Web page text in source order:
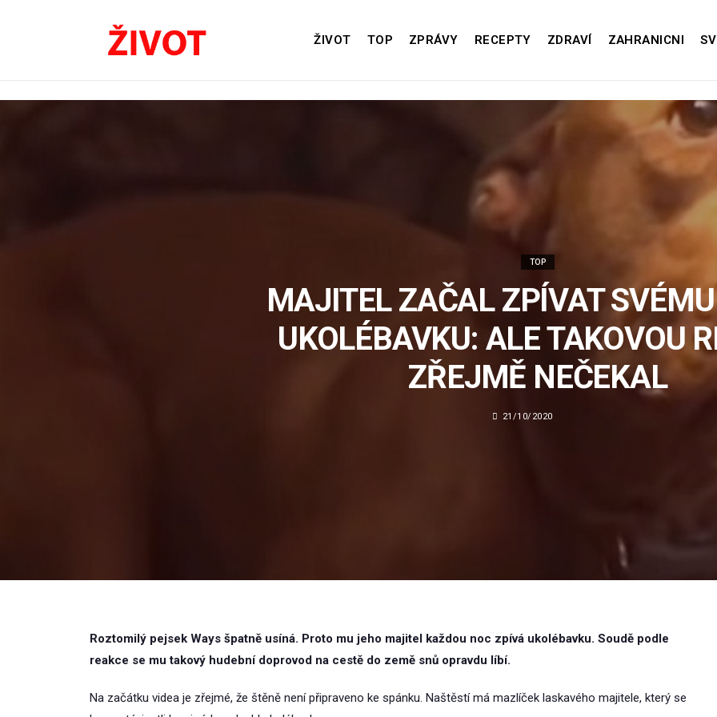
ŽIVOT TOP ZPRÁVY RECEPTY ZDRAVÍ ZAHRANICNI
TOP
MAJITEL ZAČAL ZPÍVAT
UKOLÉBAVKU: ALE TAKOVOU
ZŘEJMĚ NEČEKAL
21/10/2020
Roztomilý pejsek Ways špatně usíná. Proto mu jeho majitel každou noc zpívá ukolébavku. Soudě podle
reakce se mu takový hudební doprovod na cestě do země snů opravdu líbí.
Na začátku videa je zřejmé, že štěně není připraveno ke spánku. Naštěstí má mazlíček laskavého majitele, který se